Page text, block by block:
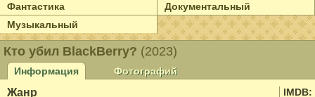
Фантастика
Документальный
Музыкальный
Кто убил BlackBerry? (2023)
Информация
Фотографий
IMDB:
Жанр